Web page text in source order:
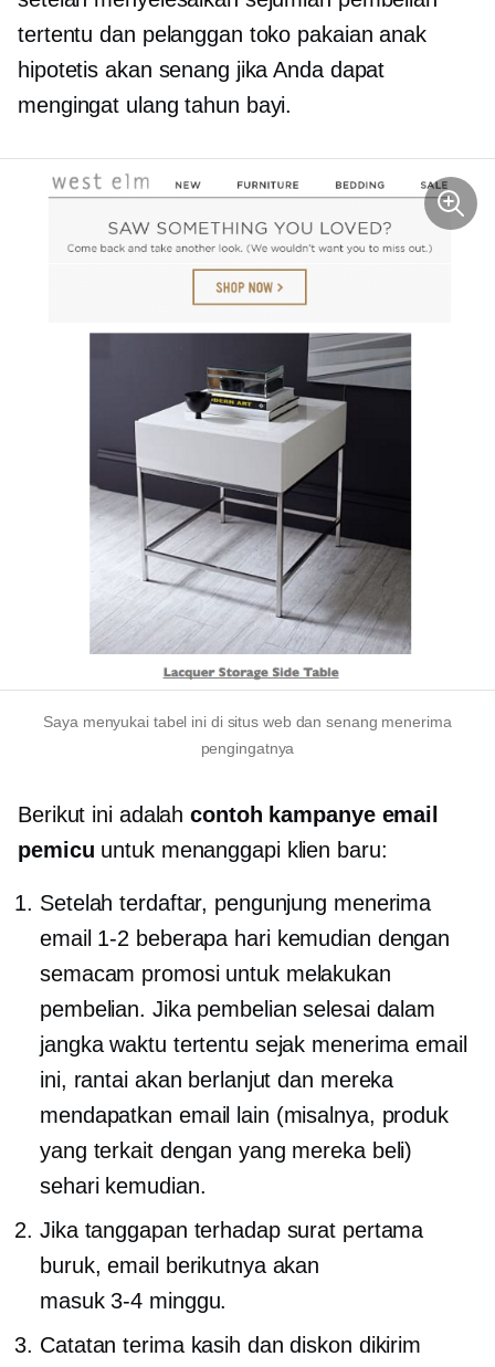
tertentu dan pelanggan toko pakaian anak
hipotetis akan senang jika Anda dapat
mengingat ulang tahun bayi.
Saya menyukai tabel ini di situs web dan senang menerima
pengingatnya
Berikut ini adalahcontoh kampanye email
pemicu untuk menanggapi klien baru:
Setelah terdaftar, pengunjung menerima
email 1-2 beberapa hari kemudian dengan
semacam promosi untuk melakukan
pembelian. Jika pembelian selesai dalam
jangka waktu tertentu sejak menerima email
ini, rantai akan berlanjut dan mereka
mendapatkan email lain (misalnya, produk
yang terkait dengan yang mereka beli)
sehari kemudian.
Jika tanggapan terhadap surat pertama
buruk, email berikutnya akan
masuk3-4 minggu.
Catatan terima kasih dan diskon dikirim